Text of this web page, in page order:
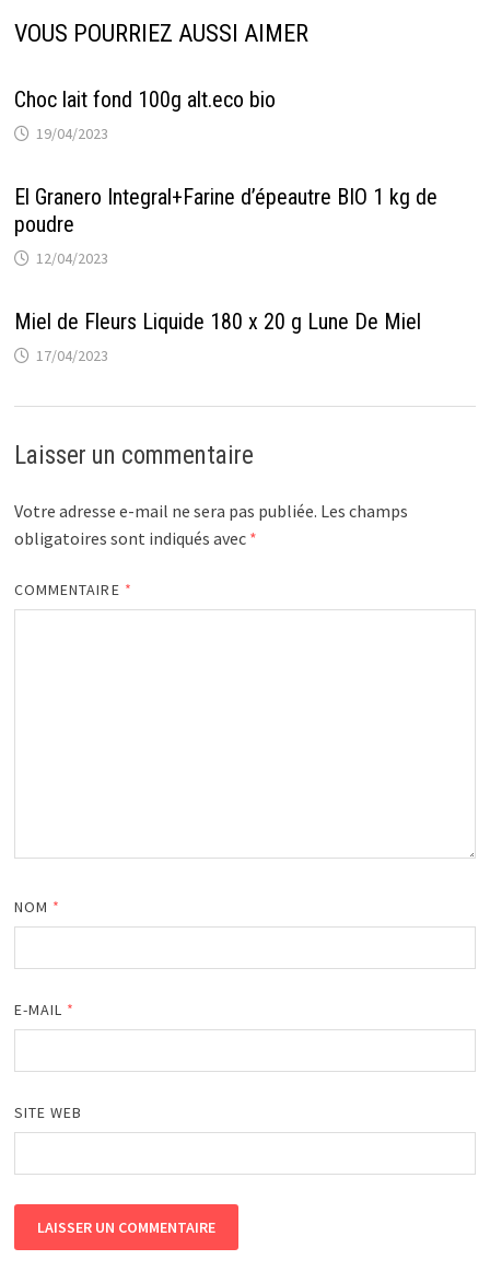
VOUS POURRIEZ AUSSI AIMER
Choc lait fond 100g alt.eco bio
19/04/2023
El Granero Integral+Farine d’épeautre BIO 1 kg de
poudre
12/04/2023
Miel de Fleurs Liquide 180 x 20 g Lune De Miel
17/04/2023
Laisser un commentaire
Votre adresse e-mail ne sera pas publiée. Les champs
obligatoires sont indiqués avec *
COMMENTAIRE *
NOM *
E-MAIL *
SITE WEB